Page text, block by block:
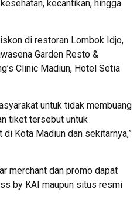
kecantikan, hingga
di restoran Lombok Idjo,
Garden Resto &
Clinic Madiun, Hotel Setia
untuk tidak membuang
tiket tersebut untuk
Kota Madiun dan sekitarnya,”
merchant dan promo dapat
by KAI maupun situs resmi